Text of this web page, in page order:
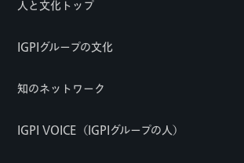
人と文化トップ
IGPIグループの文化
知のネットワーク
IGPI VOICE（IGPIグループの人）